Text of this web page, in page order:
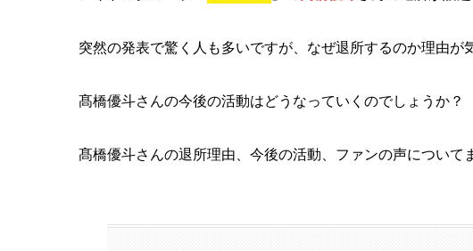
突然の発表で驚く人も多いですが、なぜ退所するのか理由が
髙橋優斗さんの今後の活動はどうなっていくのでしょうか？
髙橋優斗さんの退所理由、今後の活動、ファンの声について